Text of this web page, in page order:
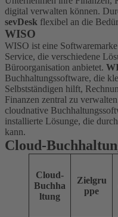
digital verwalten können.
sevDesk flexibel an die
WISO
WISO ist eine
Service, die verschiedene
Büroorganisation anbietet.
Buchhaltungssoftware, die
Selbstständigen hilft,
Finanzen zentral zu
cloudnative
installierte Lösunge, die
kann.
Cloud-
Cloud-
Buchha
ltung
Zielgru
ppe